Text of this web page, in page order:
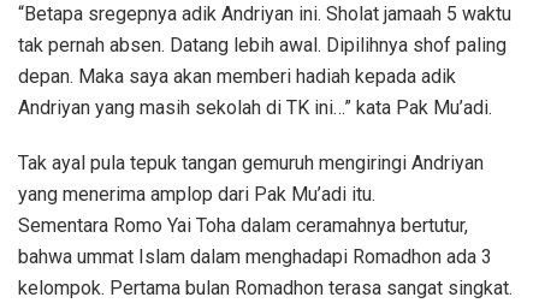
“Betapa sregepnya adik Andriyan ini. Sholat jamaah 5 waktu
tak pernah absen. Datang lebih awal. Dipilihnya shof paling
depan. Maka saya akan memberi hadiah kepada adik
Andriyan yang masih sekolah di TK ini…” kata Pak Mu’adi.
Tak ayal pula tepuk tangan gemuruh mengiringi Andriyan
yang menerima amplop dari Pak Mu’adi itu.
Sementara Romo Yai Toha dalam ceramahnya bertutur,
bahwa ummat Islam dalam menghadapi Romadhon ada 3
kelompok. Pertama bulan Romadhon terasa sangat singkat.